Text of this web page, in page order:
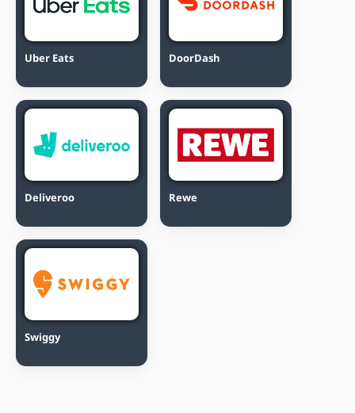
Uber Eats DoorDash
Deliveroo Rewe
Swiggy